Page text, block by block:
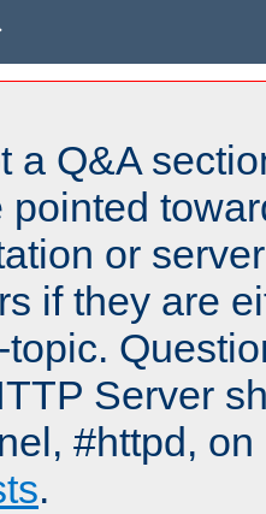
a Q&A
pointed
or
if they are
topic.
Server
#httpd,
.